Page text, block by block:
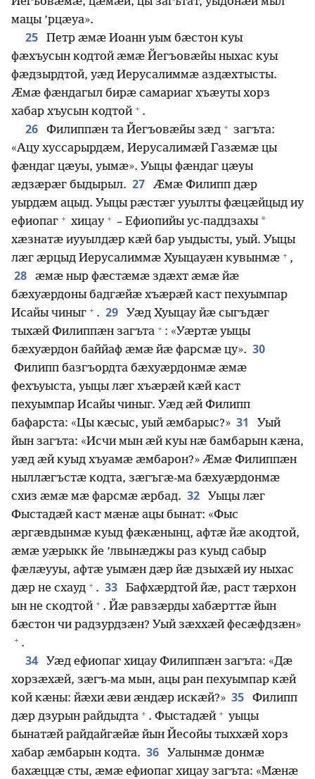
мацы ’рцӕуа».
25
Петр ӕмӕ Иоанн уым бӕстон куы
фӕхъусын кодтой ӕмӕ Йегъовӕйы ныхас куы
фӕдзырдтой, уӕд Иерусалиммӕ аздӕхтысты.
Ӕмӕ фӕндагыл бирӕ самариаг хъӕуты хорз
хабар хъусын кодтой + .
26 Филиппӕн та Йегъовӕйы зӕд + загъта:
«Ацу хуссарырдӕм, Иерусалимӕй Газӕмӕ цы
фӕндаг цӕуы, уымӕ». Уыцы фӕндаг цӕуы
ӕдзӕрӕг быдырыл. 27
Ӕмӕ Филипп дӕр
уырдӕм ацыд. Уыцы рӕстӕг ууылты фӕцӕйцыд иу
ефиопаг + хицау + – Ефиопийы ус-паддзахы *
хӕзнатӕ иууылдӕр кӕй бар уыдысты, уый. Уыцы
лӕг ӕрцыд Иерусалиммӕ Хуыцауӕн кувынмӕ + ,
28
ӕмӕ ныр фӕстӕмӕ здӕхт ӕмӕ йӕ
бӕхуӕрдоны бадгӕйӕ хъӕрӕй каст пехуымпар
Исайы чиныг + . 29
Уӕд Хуыцау йӕ сыгъдӕг
тыхӕй Филиппӕн загъта + : «Уӕртӕ уыцы
бӕхуӕрдон баййаф ӕмӕ йӕ фарсмӕ цу». 30
Филипп базгъордта бӕхуӕрдонмӕ ӕмӕ
фехъуыста, уыцы лӕг хъӕрӕй кӕй каст
пехуымпар Исайы чиныг. Уӕд ӕй Филипп
бафарста: «Цы кӕсыс, уый ӕмбарыс?» 31
Уый
йын загъта: «Исчи мын ӕй куы нӕ бамбарын кӕна,
уӕд ӕй куыд хъуамӕ ӕмбарон?» Ӕмӕ Филиппӕн
ныллӕгъстӕ кодта, зӕгъгӕ-ма бӕхуӕрдонмӕ
схиз ӕмӕ мӕ фарсмӕ ӕрбад. 32
Уыцы лӕг
Фыстадӕй каст мӕнӕ ацы бынат: «Фыс
ӕргӕвдынмӕ куыд фӕкӕнынц, афтӕ йӕ акодтой,
ӕмӕ уӕрыкк йе ’лвынӕджы раз куыд сабыр
фӕлӕууы, афтӕ уымӕн дӕр йӕ дзыхӕй иу ныхас
дӕр не схауд + . 33
Бафхӕрдтой йӕ, раст тӕрхон
ын не скодтой + . Йӕ равзӕрды хабӕрттӕ йын
бӕстон чи радзурдзӕн? Уый зӕххӕй фесӕфдзӕн»
+ .
34
Уӕд ефиопаг хицау Филиппӕн загъта: «Дӕ
хорзӕхӕй, зӕгъ-ма мын, ацы ран пехуымпар кӕй
кой кӕны: йӕхи ӕви ӕндӕр искӕй?» 35
Филипп
дӕр дзурын райдыдта + . Фыстадӕй + уыцы
бынатӕй райдайгӕйӕ йын Йесойы тыххӕй хорз
хабар ӕмбарын кодта. 36
Уалынмӕ донмӕ
бахӕццӕ сты, ӕмӕ ефиопаг хицау загъта: «Мӕнӕ